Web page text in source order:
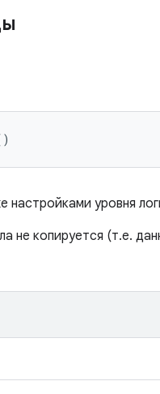
настройками уровня
не копируется (т.е.